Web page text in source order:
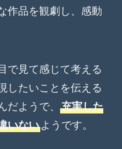
作品を観劇し、感動
で見て感じて考える
したいことを伝える
だようで、 充実した
いないようです。